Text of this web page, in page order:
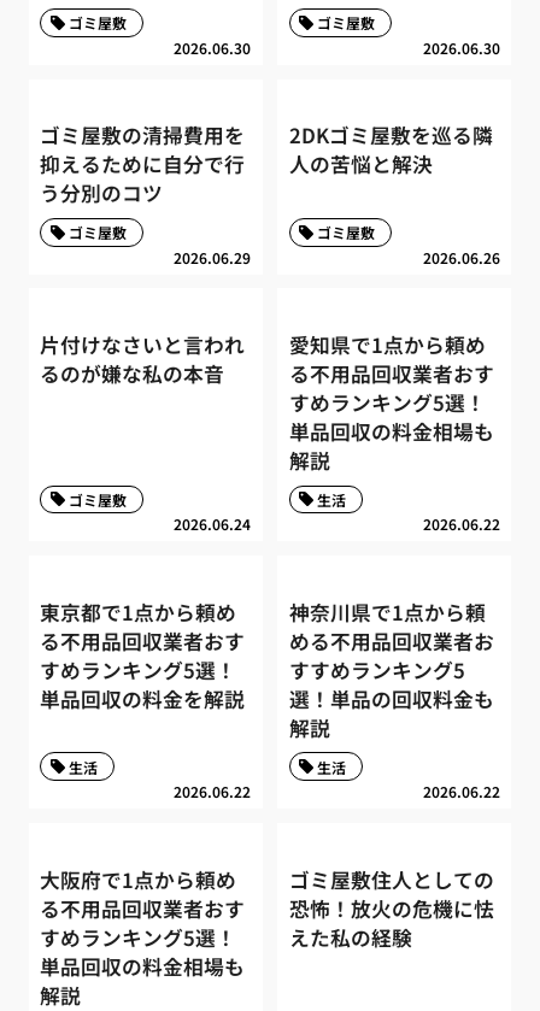
2026.06.30
ゴミ屋敷
2026.06.30
ゴミ屋敷
ゴミ屋敷の清掃費用を
抑えるために自分で行
う分別のコツ
2026.06.29
ゴミ屋敷
2DKゴミ屋敷を巡る隣
人の苦悩と解決
2026.06.26
ゴミ屋敷
片付けなさいと言われ
るのが嫌な私の本音
2026.06.24
ゴミ屋敷
愛知県で1点から頼め
る不用品回収業者おす
すめランキング5選！
単品回収の料金相場も
解説
2026.06.22
生活
東京都で1点から頼め
る不用品回収業者おす
すめランキング5選！
単品回収の料金を解説
2026.06.22
生活
神奈川県で1点から頼
める不用品回収業者お
すすめランキング5
選！単品の回収料金も
解説
2026.06.22
生活
大阪府で1点から頼め
る不用品回収業者おす
すめランキング5選！
単品回収の料金相場も
解説
ゴミ屋敷住人としての
恐怖！放火の危機に怯
えた私の経験